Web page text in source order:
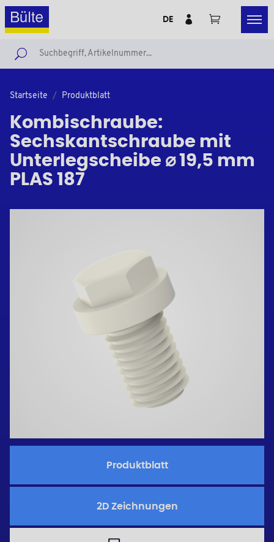
DE
Startseite Produktblatt
Kombischraube:
Sechskantschraube mit
Unterlegscheibe ⌀ 19,5 mm
PLAS 187
Produktblatt
2D Zeichnungen